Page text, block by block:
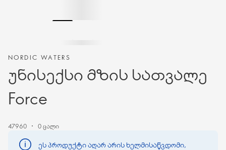
NORDIC WATERS
უნისექსი მზის სათვალე
Force
47960 0 ცალი
ეს პროდუქტი აღარ არის ხელმისაწვდომი,